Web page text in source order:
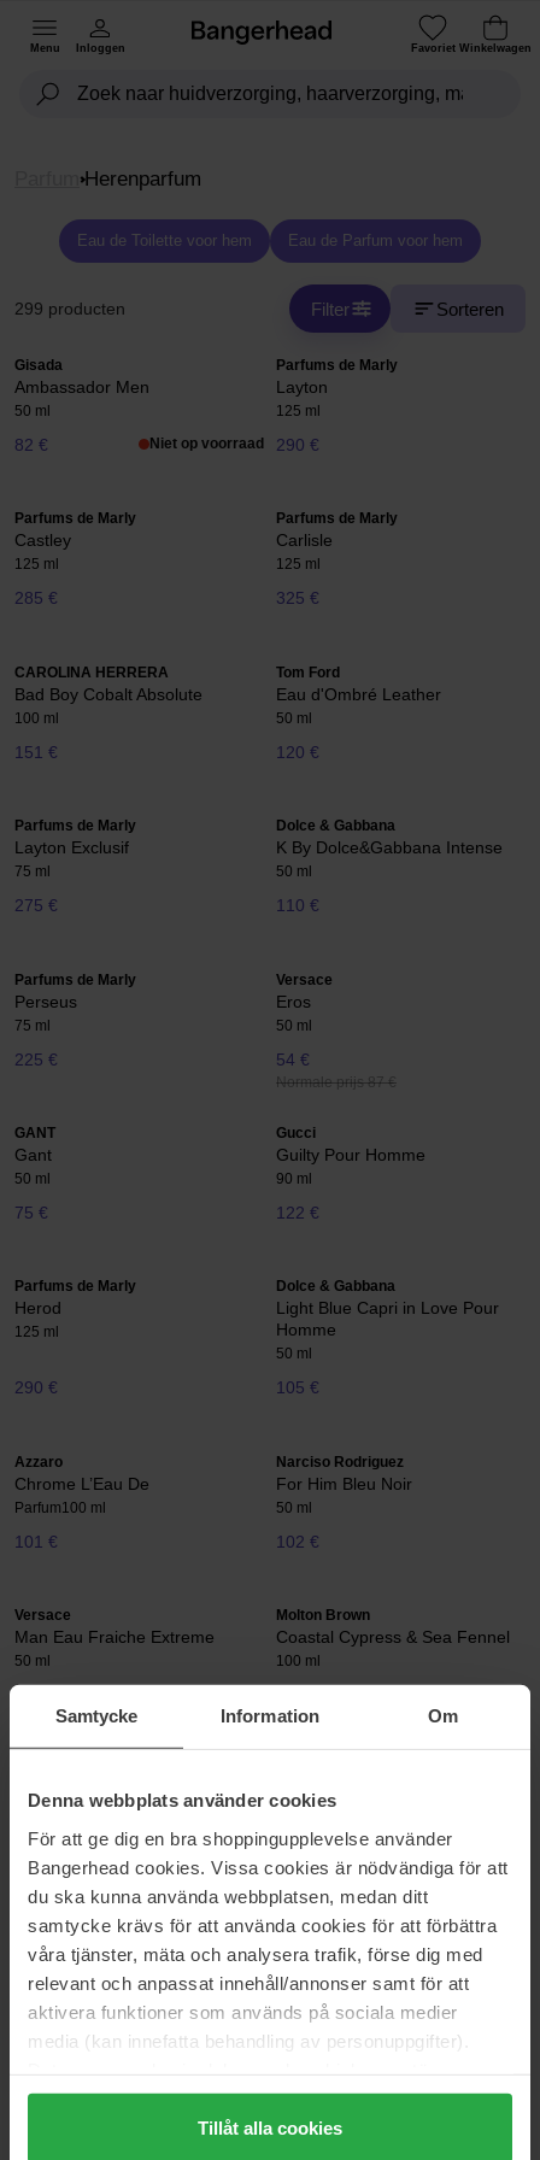
Samtycke Information Om
Denna webbplats använder cookies
För att ge dig en bra shoppingupplevelse använder
Bangerhead cookies. Vissa cookies är nödvändiga för att
du ska kunna använda webbplatsen, medan ditt
samtycke krävs för att använda cookies för att förbättra
våra tjänster, mäta och analysera trafik, förse dig med
relevant och anpassat innehåll/annonser samt för att
aktivera funktioner som används på sociala medier
media (kan innefatta behandling av personuppgifter).
Genom att trycka på "Tillåt alla cookies" accepterar du
alla cookies, medan du under "Detaljer" kan anpassa
Tillåt alla cookies
Menu Inloggen Favoriet Winkelwagen
Herenparfum
Eau de Toilette voor hem Eau de Parfum voor hem
299 producten Filter Sorteren
Gisada
Ambassador Men
50 ml
82 € Niet op voorraad
Parfums de Marly
Layton
125 ml
290 €
Parfums de Marly
Castley
125 ml
285 €
Parfums de Marly
Carlisle
125 ml
325 €
CAROLINA HERRERA
Bad Boy Cobalt Absolute
100 ml
151 €
Tom Ford
Eau d'Ombré Leather
50 ml
120 €
Parfums de Marly
Layton Exclusif
75 ml
275 €
Dolce & Gabbana
K By Dolce&Gabbana Intense
50 ml
110 €
Parfums de Marly
Perseus
75 ml
225 €
Versace
Eros
50 ml
54 €
Normale prijs 87 €
GANT
Gant
50 ml
75 €
Gucci
Guilty Pour Homme
90 ml
122 €
Parfums de Marly
Herod
125 ml
290 €
Dolce & Gabbana
Light Blue Capri in Love Pour
Homme
50 ml
105 €
Azzaro
Chrome L’Eau De
Parfum100 ml
101 €
Narciso Rodriguez
For Him Bleu Noir
50 ml
102 €
Versace
Man Eau Fraiche Extreme
50 ml
Molton Brown
Coastal Cypress & Sea Fennel
100 ml
Guilty Pour Homme
147 €
Bottled Unlimited EdT
117 €
Prada
Paradigme
95 €
Molton Brown
Mesmerising Oudh Accord &
Gold
100 ml
169 €
Parfums de Marly Armani
Stronger With You Intensely